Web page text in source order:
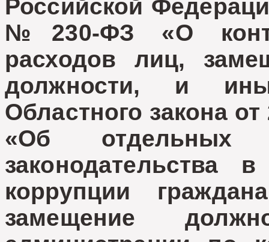
Российской
№230-ФЗ «О
расходов лиц,
должности, и
Областного закона
«Об отдельных
законодательства
коррупции
замещение